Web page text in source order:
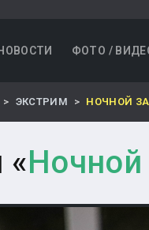
НОВОСТИ ФОТО /
ЭКСТРИМ НОЧНОЙ
«Ночной